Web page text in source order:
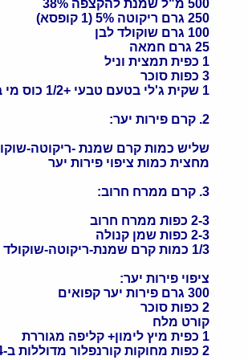
500 מ"ל שמנת להקצפה 38%
250 גרם ריקוטה 5% (1 קופסא)
100 גרם שוקולד לבן
25 גרם חמאה
1 כפית תמצית וניל
3 כפות סוכר
1 שקית ג'לי בטעם טבעי +1/2 כוס מי ברז
2. קרם פירות יער:
שליש כמות קרם שמנת -ריקוטה-
מחצית כמות ציפוי פירות יער
3. קרם ממרח חרוב:
2-3 כפות ממרח חרוב
2-3 כפות שמן קנולה
1/3 כמות קרם שמנת-ריקוטה-שוקולד לבן
ציפוי פירות יער:
300 גרם פירות יער קפואים
2 כפות סוכר
קורט מלח
1 כפית מיץ לימון+ קליפה מגוררת
2 כפות מחוקות קורנפלור מדוללות ב-3/4 כוס מי ברז